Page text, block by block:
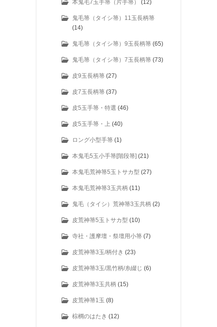
本鬼毛7玉手箒（片手箒） (12)
鬼毛箒（タイシ箒）11玉長柄箒
(14)
鬼毛箒（タイシ箒）9玉長柄箒 (65)
鬼毛箒（タイシ箒）7玉長柄箒 (73)
皮9玉長柄箒 (27)
皮7玉長柄箒 (37)
皮5玉手箒・特選 (46)
皮5玉手箒・上 (40)
ロング小型手箒 (1)
本鬼毛5玉小手箒[階段箒] (21)
本鬼毛荒神箒5玉トサカ型 (27)
本鬼毛荒神箒3玉共柄 (11)
鬼毛（タイシ）荒神箒3玉共柄 (2)
皮荒神箒5玉トサカ型 (10)
寺社・護摩壇・祭壇用小箒 (7)
皮荒神箒3玉/柄付き (23)
皮荒神箒3玉/黒竹柄/糸綴じ (6)
皮荒神箒3玉共柄 (15)
皮荒神箒1玉 (8)
棕櫚のはたき (12)